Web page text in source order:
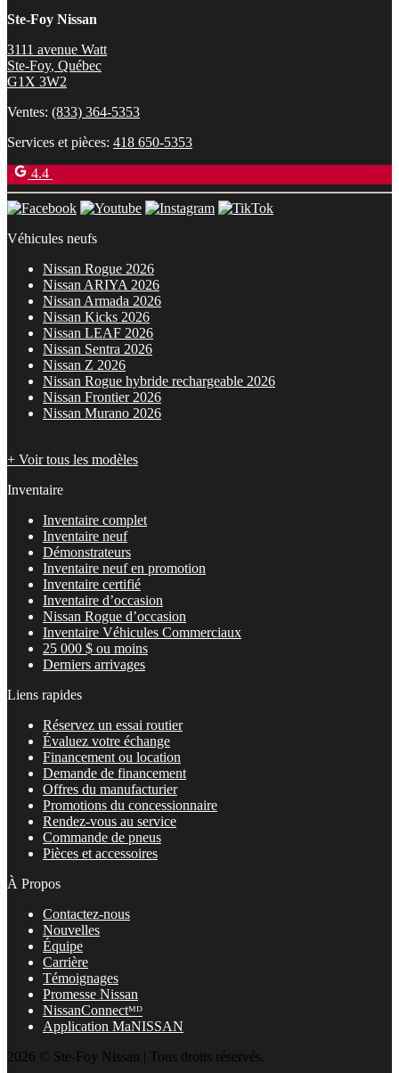
Ste-Foy Nissan
3111 avenue Watt
Ste-Foy, Québec
G1X 3W2
Ventes: (833) 364-5353
Services et pièces: 418 650-5353
4.4
Véhicules neufs
Nissan Rogue 2026
Nissan ARIYA 2026
Nissan Armada 2026
Nissan Kicks 2026
Nissan LEAF 2026
Nissan Sentra 2026
Nissan Z 2026
Nissan Rogue hybride rechargeable 2026
Nissan Frontier 2026
Nissan Murano 2026
+ Voir tous les modèles
Inventaire
Inventaire complet
Inventaire neuf
Démonstrateurs
Inventaire neuf en promotion
Inventaire certifié
Inventaire d’occasion
Nissan Rogue d’occasion
Inventaire Véhicules Commerciaux
25 000 $ ou moins
Derniers arrivages
Liens rapides
Réservez un essai routier
Évaluez votre échange
Financement ou location
Demande de financement
Offres du manufacturier
Promotions du concessionnaire
Rendez-vous au service
Commande de pneus
Pièces et accessoires
À Propos
Contactez-nous
Nouvelles
Équipe
Carrière
Témoignages
Promesse Nissan
NissanConnectᴹᴰ
Application MaNISSAN
2026 © Ste-Foy Nissan | Tous droits réservés.